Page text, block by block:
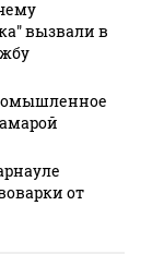
вызвали в
от